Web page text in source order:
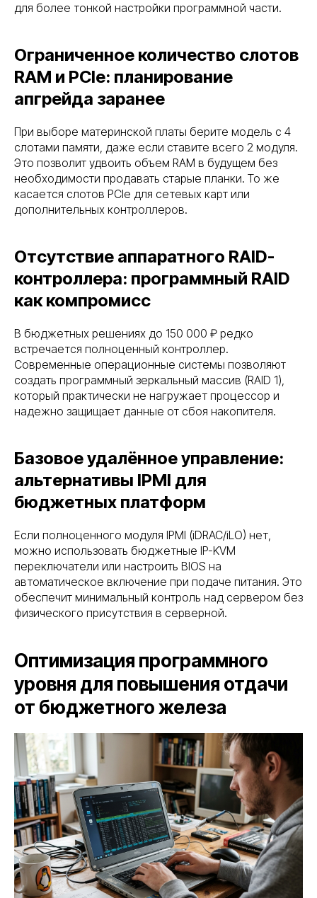
для более тонкой настройки программной части.
Ограниченное количество слотов
RAM и PCIe: планирование
апгрейда заранее
При выборе материнской платы берите модель с 4
слотами памяти, даже если ставите всего 2 модуля.
Это позволит удвоить объем RAM в будущем без
необходимости продавать старые планки. То же
касается слотов PCIe для сетевых карт или
дополнительных контроллеров.
Отсутствие аппаратного RAID-
контроллера: программный RAID
как компромисс
В бюджетных решениях до 150 000 ₽ редко
встречается полноценный контроллер.
Современные операционные системы позволяют
создать программный зеркальный массив (RAID 1),
который практически не нагружает процессор и
надежно защищает данные от сбоя накопителя.
Базовое удалённое управление:
альтернативы IPMI для
бюджетных платформ
Если полноценного модуля IPMI (iDRAC/iLO) нет,
можно использовать бюджетные IP-KVM
переключатели или настроить BIOS на
автоматическое включение при подаче питания. Это
обеспечит минимальный контроль над сервером без
физического присутствия в серверной.
Оптимизация программного
уровня для повышения отдачи
от бюджетного железа